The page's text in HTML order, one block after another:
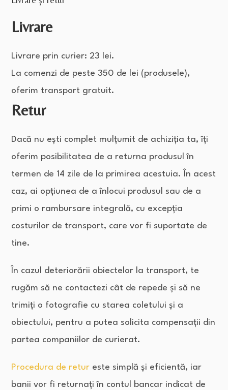
Livrare
Livrare prin curier: 23 lei.
La comenzi de peste 350 de lei (produsele),
oferim transport gratuit.
Retur
Dacă nu ești complet mulțumit de achiziția ta, îți
oferim posibilitatea de a returna produsul în
termen de 14 zile de la primirea acestuia. În acest
caz, ai opțiunea de a înlocui produsul sau de a
primi o rambursare integrală, cu excepția
costurilor de transport, care vor fi suportate de
tine.
În cazul deteriorării obiectelor la transport, te
rugăm să ne contactezi cât de repede și să ne
trimiți o fotografie cu starea coletului și a
obiectului, pentru a putea solicita compensații din
partea companiilor de curierat.
Procedura de retur este simplă și eficientă, iar
banii vor fi returnați în contul bancar indicat de